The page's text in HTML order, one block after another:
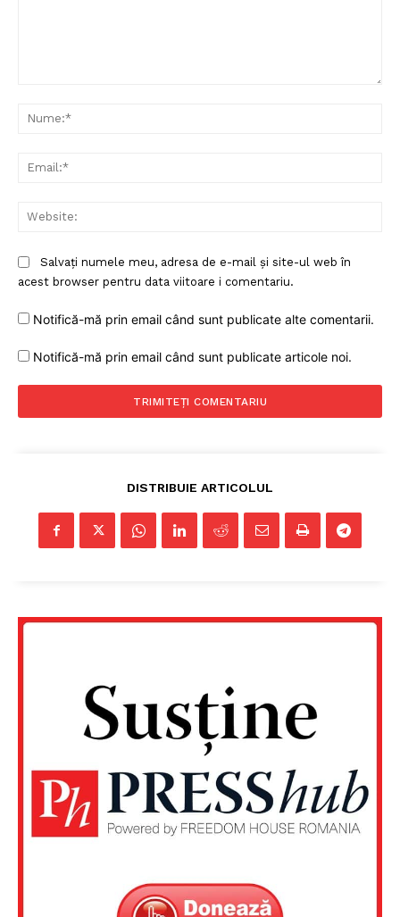
PRESShub
Despre noi / Echipa
Proiecte editoriale
Salvați numele meu, adresa de e-mail și site-ul web în
acest browser pentru data viitoare i comentariu.
Notifică-mă prin email când sunt publicate alte comentarii.
Notifică-mă prin email când sunt publicate articole noi.
DISTRIBUIE ARTICOLUL